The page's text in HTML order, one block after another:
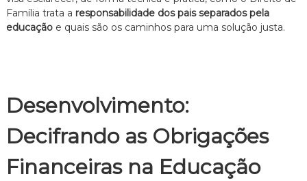
i
a
,
e
n
d
i
e
n
Família trata a responsabilidade dos pais separados pela
educaçãoe quais são os caminhos para uma solução justa.
Desenvolvimento:
Decifrando as Obrigações
Financeiras na Educação